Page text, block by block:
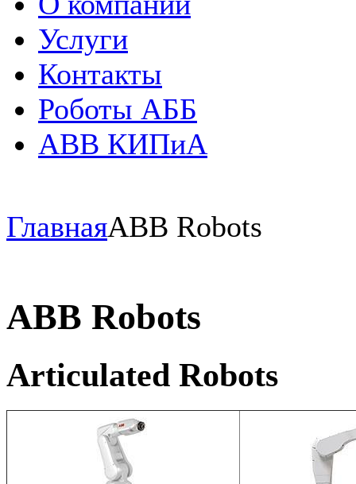
Услуги
Контакты
Роботы АББ
ABB КИПиА
ГлавнаяABB Robots
ABB Robots
Articulated Robots